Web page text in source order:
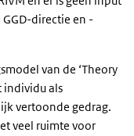
directie en -
van de ‘Theory
individu als
vertoonde gedrag.
veel ruimte voor